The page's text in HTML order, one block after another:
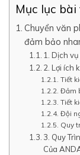
Mục lục bài
Chuyển văn
đảm bảo
1. Dịch
2. Lợi ích
Tiết
Đảm
Tiết
Đội
Quy
3. Quy
Của